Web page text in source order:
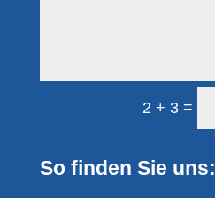
2 + 3 =
So finden Sie uns: